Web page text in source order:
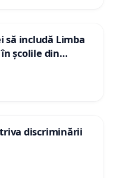
să includă Limba
școlile din
discriminării